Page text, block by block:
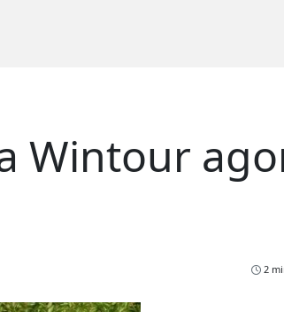
Wintour
2